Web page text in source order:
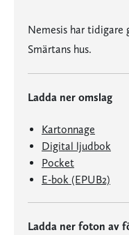
Nemesis har tidigare
Smärtans hus.
Ladda ner omslag
Kartonnage
Digital ljudbok
Pocket
E-bok (EPUB2)
Ladda ner foton av